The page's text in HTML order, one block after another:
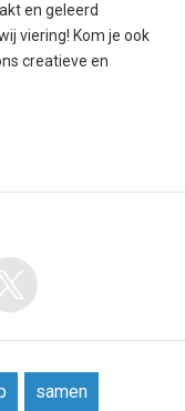
en geleerd
viering! Kom je ook
creatieve en
samen